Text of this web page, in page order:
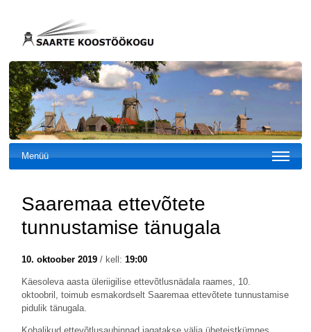
Menüü
Saaremaa ettevõtete
tunnustamise tänugala
10. oktoober 2019/ kell: 19:00
Käesoleva aasta üleriigilise ettevõtlusnädala raames, 10.
oktoobril, toimub esmakordselt Saaremaa ettevõtete tunnustamise
pidulik tänugala.